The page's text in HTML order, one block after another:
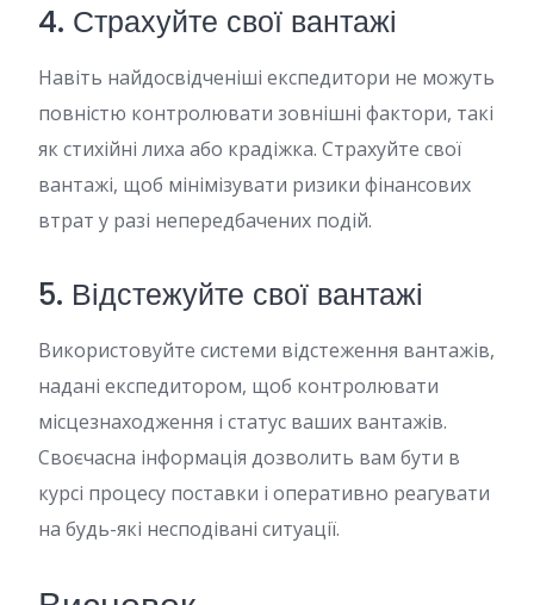
4. Страхуйте свої вантажі
Навіть найдосвідченіші експедитори не можуть
повністю контролювати зовнішні фактори, такі
як стихійні лиха або крадіжка. Страхуйте свої
вантажі, щоб мінімізувати ризики фінансових
втрат у разі непередбачених подій.
5. Відстежуйте свої вантажі
Використовуйте системи відстеження вантажів,
надані експедитором, щоб контролювати
місцезнаходження і статус ваших вантажів.
Своєчасна інформація дозволить вам бути в
курсі процесу поставки і оперативно реагувати
на будь-які несподівані ситуації.